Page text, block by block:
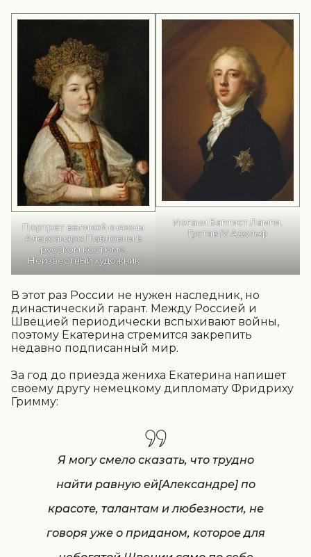
Портрет великой княжны
Александры Павловны в
русском костюме.
Неизвестный художник
Иоганн Баптист Лампи.
Густав IV Адольф
В этот раз России не нужен наследник, но
династический гарант. Между Россией и
Швецией периодически вспыхивают войны,
поэтому Екатерина стремится закрепить
недавно подписанный мир.
За год до приезда жениха Екатерина напишет
своему другу немецкому дипломату Фридриху
Гримму:
Я могу смело сказать, что трудно
найти равную ей[Александре] по
красоте, талантам и любезности, не
говоря уже о приданом, которое для